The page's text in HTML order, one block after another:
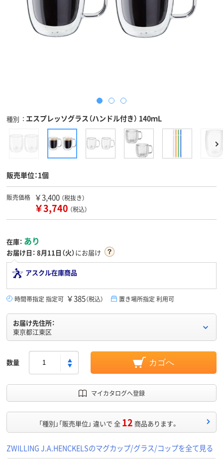
種別 エスプレッソグラス（ハンドル付き） 140ｍL
販売単位：1個
販売価格 ￥3,400 （税抜き）
￥3,740 （税込）
在庫： あり
お届け日： 8月11日（火）にお届け
アスクル在庫商品
時間帯指定 指定可 ￥385（税込） 置き場所指定 利用可
お届け先住所：
東京都江東区
数量 カゴへ
マイカタログへ登録
「種別」「販売単位」 違いで 全 12 商品あります。
ZWILLING J.A.HENCKELSのマグカップ/グラス/コップを全て見る